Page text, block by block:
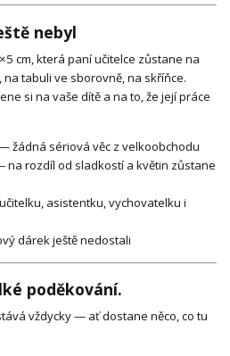
nebyl
cm, která paní učitelce zůstane na
tabuli ve sborovně, na skříňce.
si na vaše dítě a na to, že její práce
žádná sériová věc z velkoobchodu
na rozdíl od sladkostí a květin zůstane
asistentku, vychovatelku i
dárek ještě nedostali
poděkování.
vždycky — ať dostane něco, co tu